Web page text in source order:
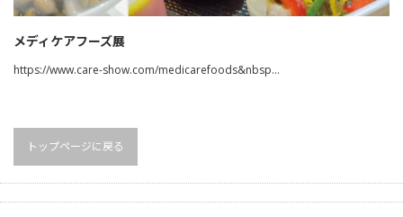
メディケアフーズ展
https://www.care-show.com/medicarefoods&nbsp…
トップページに戻る